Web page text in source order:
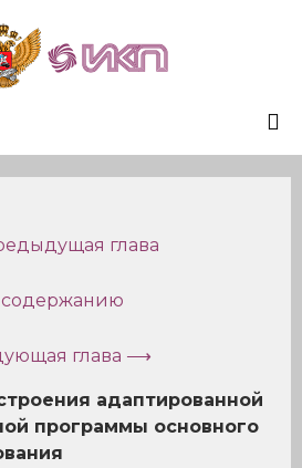
глава
глава ⟶
адаптированной
программы основного